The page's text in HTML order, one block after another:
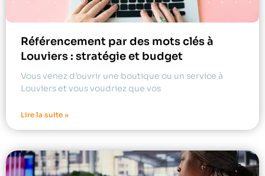
Référencement par des mots clés à
Louviers : stratégie et budget
Vous venez d’ouvrir une boutique ou un service à
Louviers et vous voudriez que vos
Lire la suite »